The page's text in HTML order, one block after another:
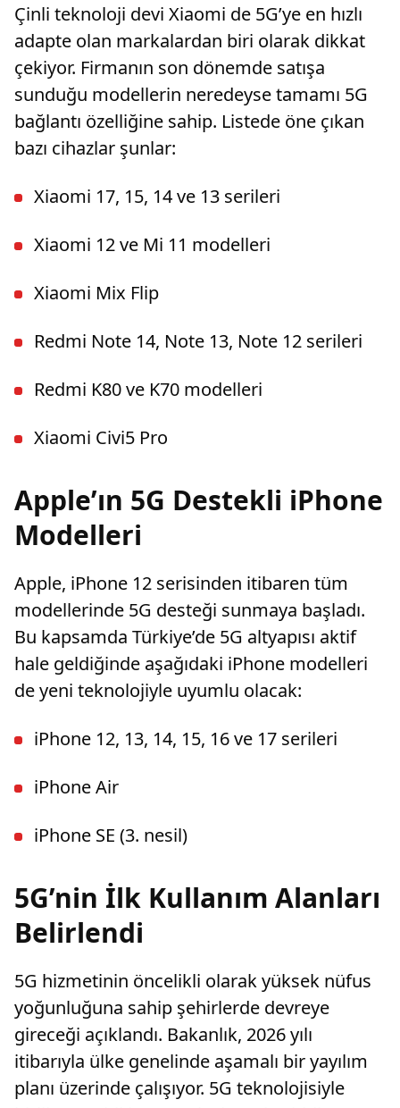
Çinli teknoloji devi Xiaomi de 5G’ye en hızlı
adapte olan markalardan biri olarak dikkat
çekiyor. Firmanın son dönemde satışa
sunduğu modellerin neredeyse tamamı 5G
bağlantı özelliğine sahip. Listede öne çıkan
bazı cihazlar şunlar:
Xiaomi 17, 15, 14 ve 13 serileri
Xiaomi 12 ve Mi 11 modelleri
Xiaomi Mix Flip
Redmi Note 14, Note 13, Note 12 serileri
Redmi K80 ve K70 modelleri
Xiaomi Civi5 Pro
Apple’ın 5G Destekli iPhone
Modelleri
Apple, iPhone 12 serisinden itibaren tüm
modellerinde 5G desteği sunmaya başladı.
Bu kapsamda Türkiye’de 5G altyapısı aktif
hale geldiğinde aşağıdaki iPhone modelleri
de yeni teknolojiyle uyumlu olacak:
iPhone 12, 13, 14, 15, 16 ve 17 serileri
iPhone Air
iPhone SE (3. nesil)
5G’nin İlk Kullanım Alanları
Belirlendi
5G hizmetinin öncelikli olarak yüksek nüfus
yoğunluğuna sahip şehirlerde devreye
gireceği açıklandı. Bakanlık, 2026 yılı
itibarıyla ülke genelinde aşamalı bir yayılım
planı üzerinde çalışıyor. 5G teknolojisiyle